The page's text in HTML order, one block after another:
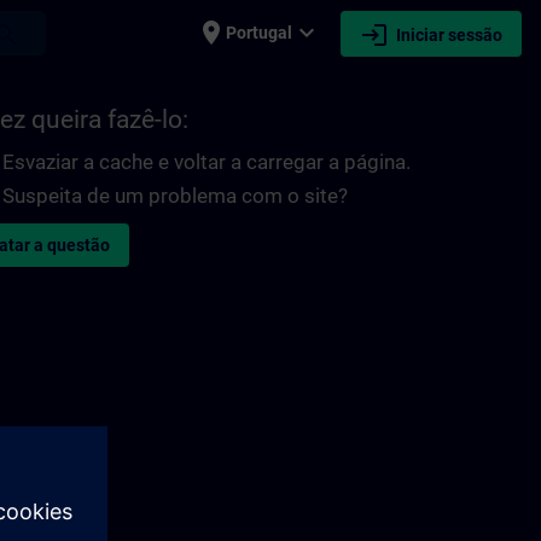
place Portugal expand_more login Iniciar sessão
queira fazê-lo:
Esvaziar a cache e voltar a carregar a página.
Suspeita de um problema com o site?
a questão